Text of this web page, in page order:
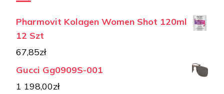
Pharmovit Kolagen Women Shot 120ml
12 Szt
67,85zł
Gucci Gg0909S-001
1 198,00zł